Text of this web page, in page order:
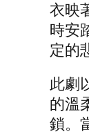
衣映
時安
定的
此劇
的溫
鎖。